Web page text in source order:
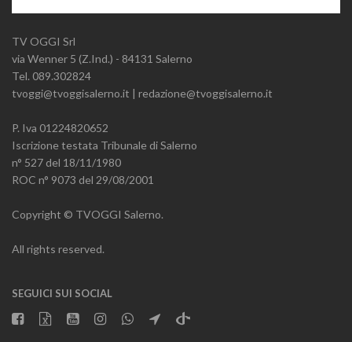
TV OGGI Srl
via Wenner 5 (Z.Ind.) - 84131 Salerno
Tel. 089.302824
tvoggi@tvoggisalerno.it | redazione@tvoggisalerno.it
P. Iva 01224820652
Iscrizione testata Tribunale di Salerno
n° 527 del 18/11/1980
ROC n° 9073 del 29/08/2001
Copyright © TVOGGI Salerno.
All rights reserved.
SEGUICI SUI SOCIAL